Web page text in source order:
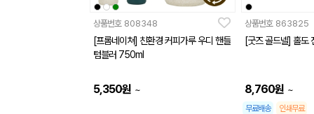
상품번호 808348
[프롬네이쳐] 친환경 커피가루 우디 핸들
텀블러 750ml
5,350원 ~
상품번호 863825
[굿즈 골드넬] 홀도
8,760원 ~
무료배송 인쇄무료